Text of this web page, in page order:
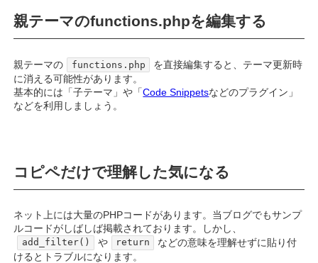
親テーマのfunctions.phpを編集する
親テーマの functions.php
を直接編集すると、テーマ更新時
に消える可能性があります。
基本的には「子テーマ」や「Code Snippetsなどのプラグイン」
などを利用しましょう。
コピペだけで理解した気になる
ネット上には大量のPHPコードがあります。当ブログでもサンプ
ルコードがしばしば掲載されております。しかし、
add_filter() や return
などの意味を理解せずに貼り付
けるとトラブルになります。